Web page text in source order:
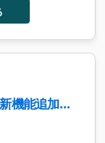
機能追加・